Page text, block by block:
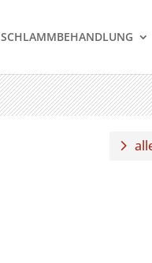
SCHLAMMBEHANDLUNG